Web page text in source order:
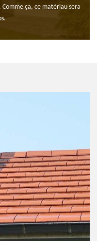
ça, ce matériau sera